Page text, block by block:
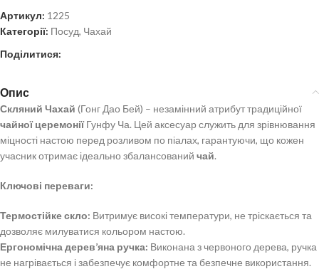
Артикул: 1225
Категорії: Посуд, Чахай
Поділитися:
Опис
Скляний Чахай (Гонг Дао Бей) – незамінний атрибут традиційної
чайної церемоніїГунфу Ча. Цей аксесуар служить для зрівнювання
міцності настою перед розливом по піалах, гарантуючи, що кожен
учасник отримає ідеально збалансований чай.
Ключові переваги:
Термостійке скло: Витримує високі температури, не тріскається та
дозволяє милуватися кольором настою.
Ергономічна дерев’яна ручка: Виконана з червоного дерева, ручка
не нагрівається і забезпечує комфортне та безпечне використання.